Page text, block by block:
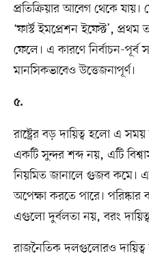
প্রতিক্রিয়ার আবেগ থেকে যায়।
‘ফার্স্ট ইমপ্রেশন ইফেক্ট’,
ফেলে। এ কারণে নির্বাচন-
মানসিকভাবেও উত্তেজনাপূর্ণ।
৫.
রাষ্ট্রের বড় দায়িত্ব হলো এ
একটি সুন্দর শব্দ নয়, এটি
নিয়মিত জানালে গুজব কমে।
অপেক্ষা করতে পারে। পরিষ্কার
এগুলো দুর্বলতা নয়, বরং
রাজনৈতিক দলগুলোরও দায়িত্ব